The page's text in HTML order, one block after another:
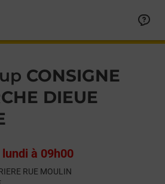
CONSIGNE
DIEUE
à 09h00
RUE MOULIN